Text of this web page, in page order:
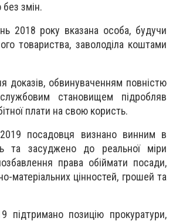
змін.
2018 року вказана особа, будучи
товариства, заволоділа коштами
доказів, обвинуваченням повністю
становищем підробляв
плати на свою користь.
посадовця визнано винним в
та засуджено до реальної міри
права обіймати посади,
матеріальних цінностей, грошей та
підтримано позицію прокуратури,